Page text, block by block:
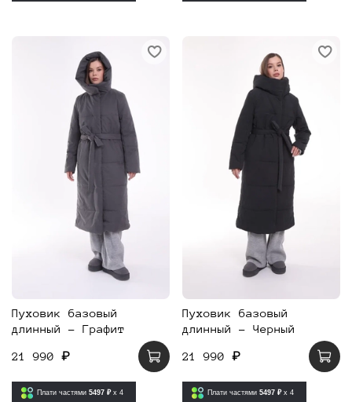
Пуховик базовый
длинный - Графит
21 990 ₽
Плати частями 5497 ₽ x 4
Пуховик базовый
длинный - Черный
21 990 ₽
Плати частями 5497 ₽ x 4